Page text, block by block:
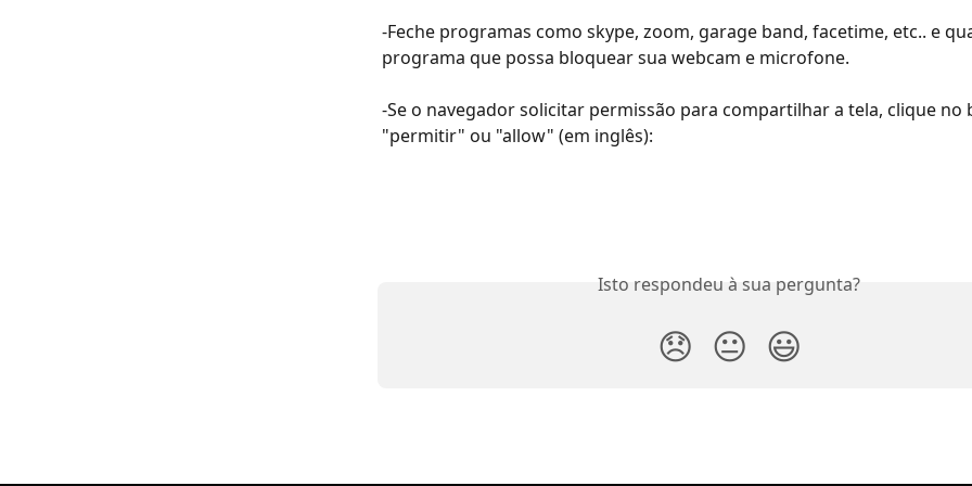
-Feche programas como skype, zoom, garage band, facetime, etc.. e
programa que possa bloquear sua webcam e microfone.
-Se o navegador solicitar permissão para compartilhar a tela, clique no
"permitir" ou "allow" (em inglês):
Isto respondeu à sua pergunta?
😞 😐 😃